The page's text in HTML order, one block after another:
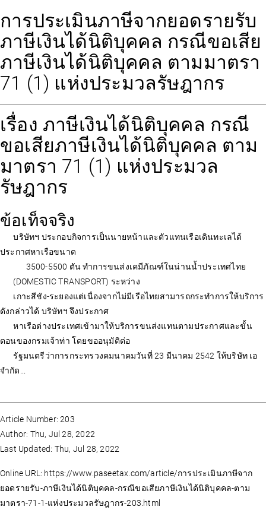
การประเมินภาษีจากยอดรายรับ
ภาษีเงินได้นิติบุคคล กรณีขอเสีย
ภาษีเงินได้นิติบุคคล ตามมาตรา
71 (1) แห่งประมวลรัษฎากร
เรื่อง ภาษีเงินได้นิติบุคคล กรณี
ขอเสียภาษีเงินได้นิติบุคคล ตาม
มาตรา 71 (1) แห่งประมวล
รัษฎากร
ข้อเท็จจริง
บริษัทฯ ประกอบกิจการเป็นนายหน้าและตัวแทนเรือเดินทะเลได้
ประกาศหาเรือขนาด
3500-5500 ตัน ทำการขนส่งเคมีภัณฑ์ในน่านน้ำประเทศไทย
(DOMESTIC TRANSPORT) ระหว่าง
เกาะสีชัง-ระยองแต่เนื่องจากไม่มีเรือไทยสามารถกระทำการให้บริการ
ดังกล่าวได้ บริษัทฯ จึงประกาศ
หาเรือต่างประเทศเข้ามาให้บริการขนส่งแทนตามประกาศและขั้น
ตอนของกรมเจ้าท่า โดยขออนุมัติต่อ
รัฐมนตรีว่าการกระทรวงคมนาคมวันที่ 23 มีนาคม 2542 ให้บริษัท เอ
จำกัด...
Article Number: 203
Author: Thu, Jul 28, 2022
Last Updated: Thu, Jul 28, 2022
Online URL: https://www.paseetax.com/article/การประเมินภาษีจาก
ยอดรายรับ-ภาษีเงินได้นิติบุคคล-กรณีขอเสียภาษีเงินได้นิติบุคคล-ตาม
มาตรา-71-1-แห่งประมวลรัษฎากร-203.html